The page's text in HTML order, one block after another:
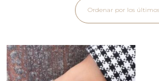
Ordenar por los últimos